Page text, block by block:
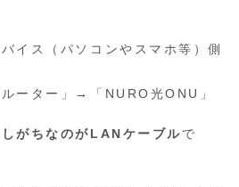
イス（パソコンやスマホ等）側
ーター」→「NURO光ONU」
がちなのがLANケーブルで